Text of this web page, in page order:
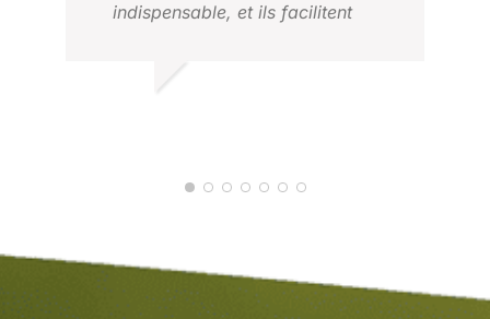
indispensable, et ils facilitent
a été formidable. Dans
et la durée du séjour en fonction